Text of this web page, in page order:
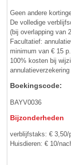
Geen andere
De volledige
(bij overlapping van
Facultatief:
minimum van € 15
100% kosten bij
Boekingscode:
BAYV0036
Bijzonderheden
verblijfstaks: € 3,50/
Huisdieren: € 10/